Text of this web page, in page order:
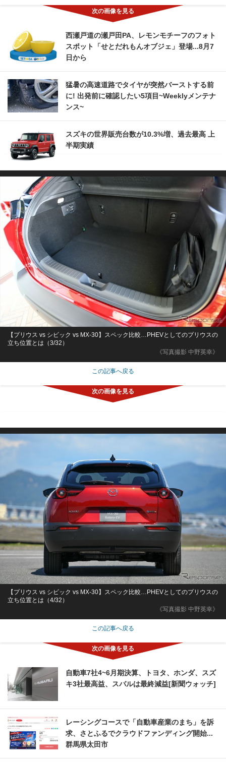
西瀬戸道の瀬戸田PA、レモンモチーフのフォト
スポット「せとだれもんオブジェ」登場...8月7
日から
猛暑の高速道路でタイヤが突然バーストする前
に! 出発前に確認したい5項目~Weeklyメンテナ
ンス~
スズキの世界販売台数が10.3%増、過去最高 上
半期実績
《写真撮影 中野英幸》
【プリウス vs シビック vs MX-30】スペック比較…PHEVとしてのプリウスの
立ち位置とは（3/32）
この記事へ戻る
《写真撮影 中野英幸》
【プリウス vs シビック vs MX-30】スペック比較…PHEVとしてのプリウスの
立ち位置とは（4/32）
この記事へ戻る
自動車7社4~6月期決算、トヨタ、ホンダ、スズ
キ3社最高益、スバルは最終減益[新聞ウォッチ]
レーシングコースで「自動車産業のまち」を訴
求、さとふるでクラウドファンディング開始...
群馬県太田市